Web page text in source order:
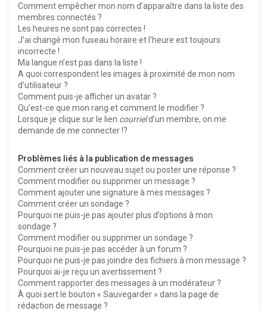
Comment empêcher mon nom d’apparaître dans la liste des
membres connectés ?
Les heures ne sont pas correctes !
J’ai changé mon fuseau horaire et l’heure est toujours
incorrecte !
Ma langue n’est pas dans la liste !
A quoi correspondent les images à proximité de mon nom
d’utilisateur ?
Comment puis-je afficher un avatar ?
Qu’est-ce que mon rang et comment le modifier ?
Lorsque je clique sur le lien courrield’un membre, on me
demande de me connecter !?
Problèmes liés à la publication de messages
Comment créer un nouveau sujet ou poster une réponse ?
Comment modifier ou supprimer un message ?
Comment ajouter une signature à mes messages ?
Comment créer un sondage ?
Pourquoi ne puis-je pas ajouter plus d’options à mon
sondage ?
Comment modifier ou supprimer un sondage ?
Pourquoi ne puis-je pas accéder à un forum ?
Pourquoi ne puis-je pas joindre des fichiers à mon message ?
Pourquoi ai-je reçu un avertissement ?
Comment rapporter des messages à un modérateur ?
À quoi sert le bouton « Sauvegarder » dans la page de
rédaction de message ?